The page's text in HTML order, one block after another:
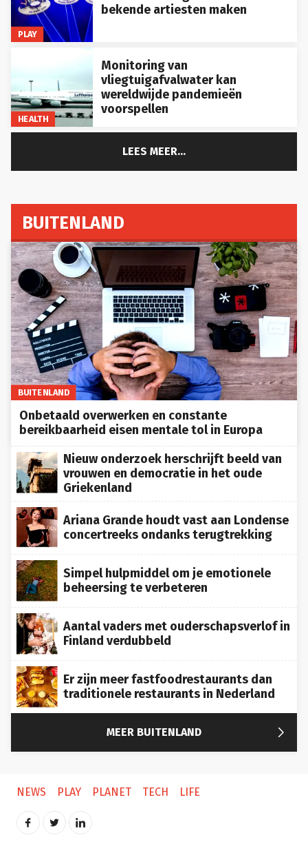
PLAY
bekende artiesten maken
HEALTH
Monitoring van
vliegtuigafvalwater kan
wereldwijde pandemieën
voorspellen
LEES MEER...
BUITENLAND
BUITENLAND
Onbetaald overwerken en constante
bereikbaarheid eisen mentale tol in Europa
Nieuw onderzoek herschrijft beeld van
vrouwen en democratie in het oude
Griekenland
Ariana Grande houdt vast aan Londense
concertreeks ondanks terugtrekking
Simpel hulpmiddel om je emotionele
beheersing te verbeteren
Aantal vaders met ouderschapsverlof in
Finland verdubbeld
Er zijn meer fastfoodrestaurants dan
traditionele restaurants in Nederland
MEER BUITENLAND 
NEWS PLAY PLANET TECH LIFE